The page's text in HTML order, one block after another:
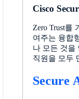
Cisco
Zero Trust를
여주는 융합
나 모든 것을
직원을 모두
Secure